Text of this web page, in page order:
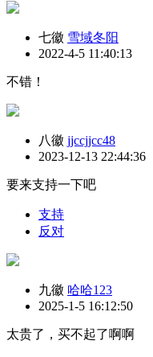
七徽 雪域冬阳
2022-4-5 11:40:13
不错！
八徽 jjccjjcc48
2023-12-13 22:44:36
要来支持一下吧
支持
反对
九徽 哈哈123
2025-1-5 16:12:50
太贵了，买不起了啊啊